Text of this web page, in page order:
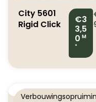
City 5601
Rigid Click
€3
3,5
0 M
²